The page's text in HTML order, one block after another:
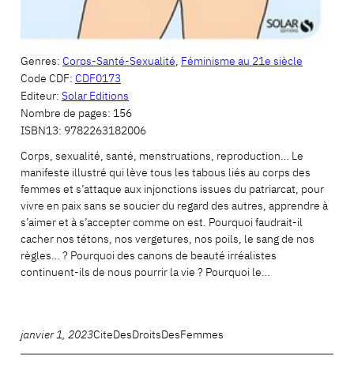
Genres: Corps-Santé-Sexualité, Féminisme au 21e siècle
Code CDF: CDF0173
Editeur: Solar Editions
Nombre de pages: 156
ISBN13: 9782263182006
Corps, sexualité, santé, menstruations, reproduction… Le
manifeste illustré qui lève tous les tabous liés au corps des
femmes et s’attaque aux injonctions issues du patriarcat, pour
vivre en paix sans se soucier du regard des autres, apprendre à
s’aimer et à s’accepter comme on est. Pourquoi faudrait-il
cacher nos tétons, nos vergetures, nos poils, le sang de nos
règles… ? Pourquoi des canons de beauté irréalistes
continuent-ils de nous pourrir la vie ? Pourquoi le…
janvier 1, 2023CiteDesDroitsDesFemmes